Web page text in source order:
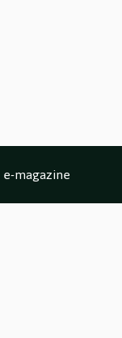
e-magazine